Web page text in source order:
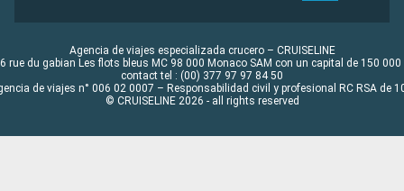
Agencia de viajes especializada crucero – CRUISELINE
rue du gabian Les flots bleus MC 98 000 Monaco SAM con un capital de 150 000
contact tel : (00) 377 97 97 84 50
de viajes n° 006 02 0007 – Responsabilidad civil y profesional RC RSA de
© CRUISELINE 2026 - all rights reserved